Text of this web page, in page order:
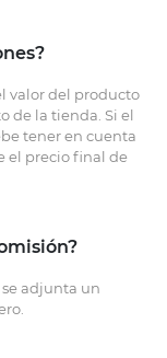
valor del producto
de la tienda. Si el
tener en cuenta
el precio final de
adjunta un